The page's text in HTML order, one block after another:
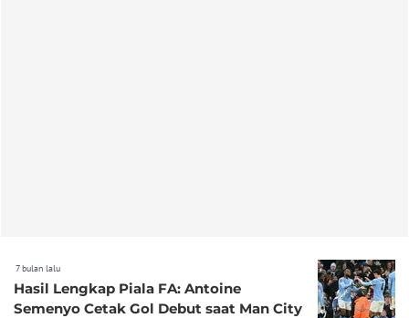
7 bulan lalu
Hasil Lengkap Piala FA: Antoine
Semenyo Cetak Gol Debut saat Man City